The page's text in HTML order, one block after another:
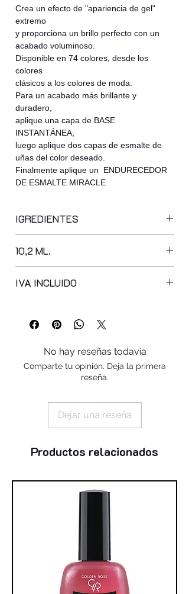
Crea un efecto de "apariencia de gel"
extremo
y proporciona un brillo perfecto con un
acabado voluminoso.
Disponible en 74 colores, desde los
colores
clásicos a los colores de moda.
Para un acabado más brillante y
duradero,
aplique una capa de BASE
INSTANTÁNEA,
luego aplique dos capas de esmalte de
uñas del color deseado.
Finalmente aplique un ENDURECEDOR
DE ESMALTE MIRACLE
IGREDIENTES
nitrocellulose, acetyl tributyl citrate,
isopropyl alcohol, adipic
acid/neopentyl glycol/trimellitic
synthetic fluorphlogopite,
styrene/acrylates copolymer, phthalic
anhydride / trimellitic, anhydride /
glycols copolymer, benzophenone-1,
diacetone alcohol, n-butyl alcohol,
silica, stearalkonium hectorite,
(+/-): mica, ci 77891, ci 77491, ci
15880, ci 19140, ci 77007, ci 77510, ci
10,2 ML.
IVA INCLUIDO
No hay reseñas todavía
Comparte tu opinión. Deja la primera
reseña.
Dejar una reseña
Productos relacionados